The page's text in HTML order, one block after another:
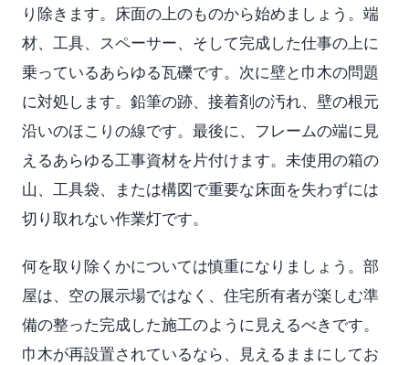
り除きます。床面の上のものから始めましょう。端
材、工具、スペーサー、そして完成した仕事の上に
乗っているあらゆる瓦礫です。次に壁と巾木の問題
に対処します。鉛筆の跡、接着剤の汚れ、壁の根元
沿いのほこりの線です。最後に、フレームの端に見
えるあらゆる工事資材を片付けます。未使用の箱の
山、工具袋、または構図で重要な床面を失わずには
切り取れない作業灯です。
何を取り除くかについては慎重になりましょう。部
屋は、空の展示場ではなく、住宅所有者が楽しむ準
備の整った完成した施工のように見えるべきです。
巾木が再設置されているなら、見えるままにしてお